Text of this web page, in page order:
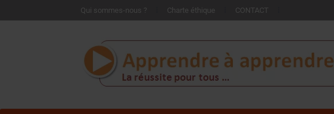
Qui sommes-nous ? Charte éthique CONTACT